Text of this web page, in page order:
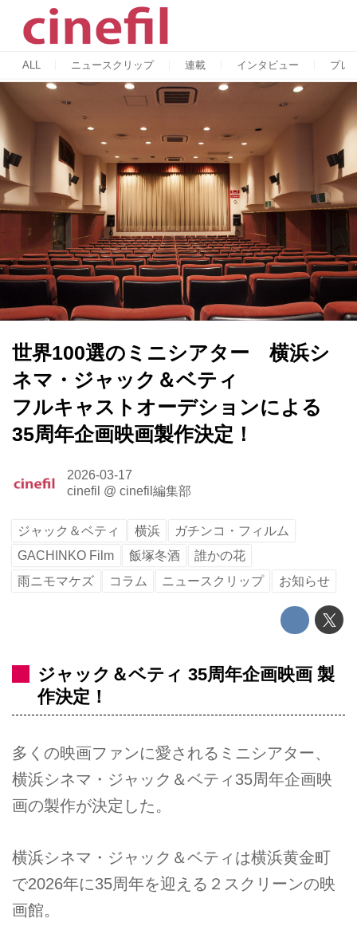
ALL ニュースクリップ 連載 インタビュー プレ
世界100選のミニシアター 横浜シ
ネマ・ジャック＆ベティ
フルキャストオーデションによる
35周年企画映画製作決定！
2026-03-17
cinefil @ cinefil編集部
ジャック＆ベティ 横浜
ガチンコ・フィルム
GACHINKO Film
飯塚冬酒
誰かの花
雨ニモマケズ
コラム ニュースクリップ お知らせ
ジャック＆ベティ 35周年企画映画 製
作決定！
多くの映画ファンに愛されるミニシアター、
横浜シネマ・ジャック＆ベティ35周年企画映
画の製作が決定した。
横浜シネマ・ジャック＆ベティは横浜黄金町
で2026年に35周年を迎える２スクリーンの映
画館。